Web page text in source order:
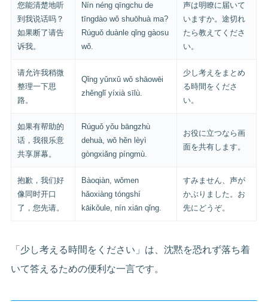
您能清楚地听
到我说话吗？
如果断了请告
诉我。
Nín néng qīngchu de
tīngdào wǒ shuōhuà ma?
Rúguǒ duànle qǐng gàosu
wǒ.
声は明瞭に届いて
いますか。途切れ
たら教えてくださ
い。
请允许我稍微
整理一下思
路。
Qǐng yǔnxǔ wǒ shāowēi
zhěnglǐ yíxià sīlù.
少し考えをまとめ
る時間をくださ
い。
如果有帮助的
话，我很乐意
共享屏幕。
Rúguǒ yǒu bāngzhù
dehuà, wǒ hěn lèyì
gòngxiǎng píngmù.
お役に立つなら画
面を共有します。
抱歉，我们好
像同时开口
了，您先请。
Bàoqiàn, wǒmen
hǎoxiàng tóngshí
kāikǒule, nín xiān qǐng.
すみません、声が
かぶりました。お
先にどうぞ。
「少し考える時間をください」は、沈黙を恐れず落ち着
いて答えるための便利な一言です。